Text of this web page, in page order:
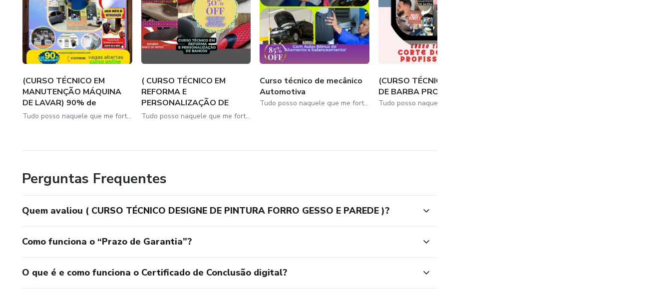
(CURSO TÉCNICO EM
MANUTENÇÃO MÁQUINA
DE LAVAR) 90% de
Descon...
Tudo posso naquele que me fortalece..✅🤩💫🎖️
( CURSO TÉCNICO EM
REFORMA E
PERSONALIZAÇÃO DE
BANCOS)
Tudo posso naquele que me fortalece..✅🤩💫🎖️
Curso técnico de mecânico
Automotiva
Tudo posso naquele que me fortalece..✅🤩💫🎖️
(CURSO TÉCNICO CORTE
DE BARBA PROFISSIONAL)
Perguntas Frequentes
Quem avaliou ( CURSO TÉCNICO DESIGNE DE PINTURA FORRO GESSO E PAREDE )?
Como funciona o “Prazo de Garantia”?
O que é e como funciona o Certificado de Conclusão digital?